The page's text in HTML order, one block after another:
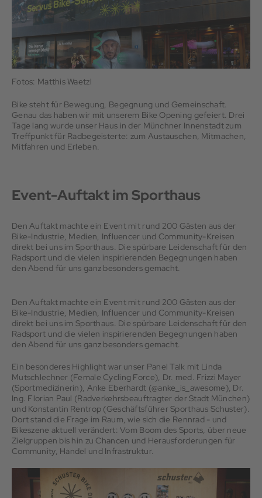
Fotos: Matthis Waetzl
Bike steht für Bewegung, Begegnung und Gemeinschaft.
Genau das haben wir mit unserem Bike Opening gefeiert. Drei
Tage lang wurde unser Haus in der Münchner Innenstadt zum
Treffpunkt für Radbegeisterte: zum Austauschen, Mitmachen,
Mitfahren und Erleben.
Event-Auftakt im Sporthaus
Den Auftakt machte ein Event mit rund 200 Gästen aus der
Bike-Industrie, Medien, Influencer und Community-Kreisen
direkt bei uns im Sporthaus. Die spürbare Leidenschaft für den
Radsport und die vielen inspirierenden Begegnungen haben
den Abend für uns ganz besonders gemacht.
Den Auftakt machte ein Event mit rund 200 Gästen aus der
Bike-Industrie, Medien, Influencer und Community-Kreisen
direkt bei uns im Sporthaus. Die spürbare Leidenschaft für den
Radsport und die vielen inspirierenden Begegnungen haben
den Abend für uns ganz besonders gemacht.
Ein besonderes Highlight war unser Panel Talk mit Linda
Mutschlechner (Female Cycling Force), Dr. med. Frizzi Mayer
(Sportmedizinerin), Anke Eberhardt (@anke_is_awesome), Dr.
Ing. Florian Paul (Radverkehrsbeauftragter der Stadt München)
und Konstantin Rentrop (Geschäftsführer Sporthaus Schuster).
Dort stand die Frage im Raum, wie sich die Rennrad - und
Bikeszene aktuell verändert: Vom Boom des Sports, über neue
Zielgruppen bis hin zu Chancen und Herausforderungen für
Community, Handel und Infrastruktur.